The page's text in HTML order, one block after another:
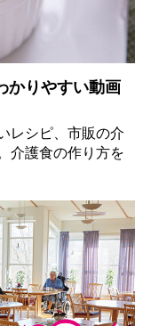
かりやすい動画
レシピ、市販の介
介護食の作り方を